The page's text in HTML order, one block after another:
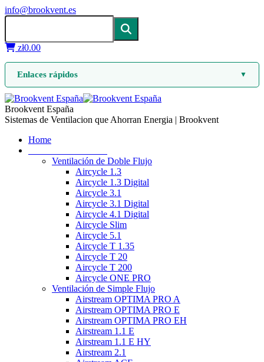
info@brookvent.es
zł0.00
Enlaces rápidos ▼
Brookvent España
Sistemas de Ventilacion que Ahorran Energia | Brookvent
Home
Ventilación de Doble Flujo
Aircycle 1.3
Aircycle 1.3 Digital
Aircycle 3.1
Aircycle 3.1 Digital
Aircycle 4.1 Digital
Aircycle Slim
Aircycle 5.1
Aircycle T 1.35
Aircycle T 20
Aircycle T 200
Aircycle ONE PRO
Ventilación de Simple Flujo
Airstream OPTIMA PRO A
Airstream OPTIMA PRO E
Airstream OPTIMA PRO EH
Airstream 1.1 E
Airstream 1.1 E HY
Airstream 2.1